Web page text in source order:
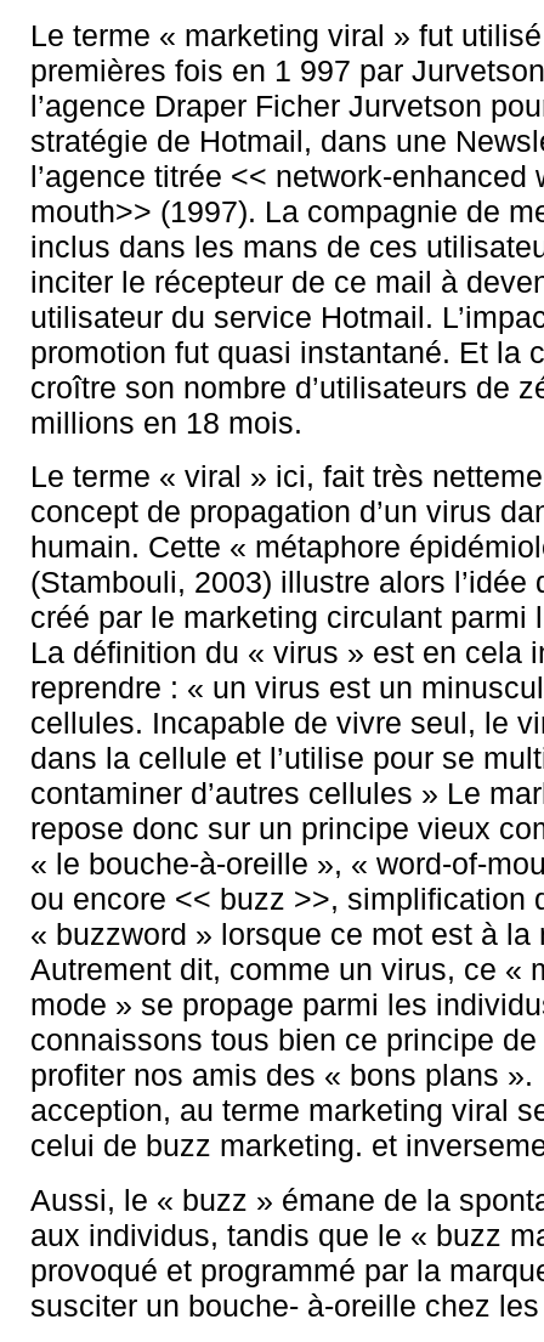
Le terme « marketing viral » fut
premières fois en 1 997 par
l’agence Draper Ficher Jurvetson
stratégie de Hotmail, dans une
l’agence titrée << network-enhanced
mouth>> (1997). La compagnie de
inclus dans les mans de ces
inciter le récepteur de ce mail à
utilisateur du service Hotmail.
promotion fut quasi instantané. Et la
croître son nombre d’utilisateurs de
millions en 18 mois.
Le terme « viral » ici, fait très
concept de propagation d’un virus
humain. Cette « métaphore
(Stambouli, 2003) illustre alors l’idée
créé par le marketing circulant parmi
La définition du « virus » est en cela
reprendre : « un virus est un
cellules. Incapable de vivre seul, le
dans la cellule et l’utilise pour se
contaminer d’autres cellules » Le
repose donc sur un principe vieux
« le bouche-à-oreille », « word-of-
ou encore << buzz >>, simplification
« buzzword » lorsque ce mot est à la
Autrement dit, comme un virus, ce «
mode » se propage parmi les
connaissons tous bien ce principe
profiter nos amis des « bons plans ».
acception, au terme marketing viral
celui de buzz marketing. et
Aussi, le « buzz » émane de la
aux individus, tandis que le « buzz
provoqué et programmé par la
susciter un bouche- à-oreille chez